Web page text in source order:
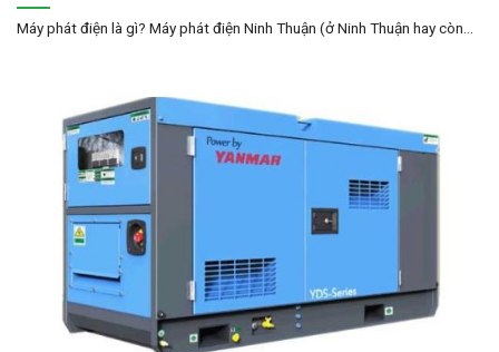
Máy phát điện là gì? Máy phát điện Ninh Thuận (ở Ninh Thuận hay còn...